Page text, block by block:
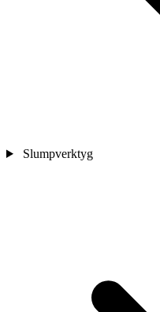
Slumpverktyg